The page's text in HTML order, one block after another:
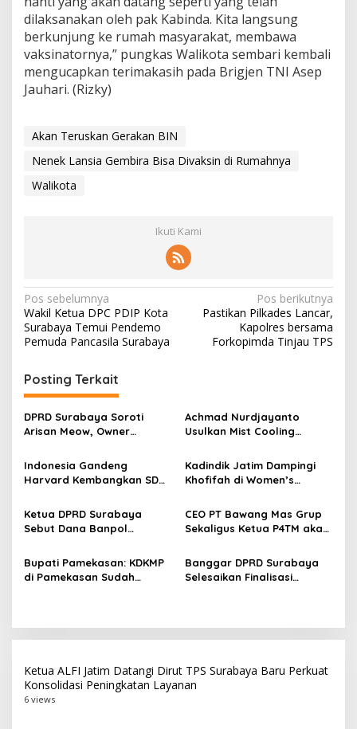
dilaksanakan oleh pak Kabinda. Kita langsung
berkunjung ke rumah masyarakat, membawa
vaksinatornya,” pungkas Walikota sembari kembali
mengucapkan terimakasih pada Brigjen TNI Asep
Jauhari. (Rizky)
Akan Teruskan Gerakan BIN
Nenek Lansia Gembira Bisa Divaksin di Rumahnya
Walikota
Ikuti Kami
N
a
v
i
g
a
s
i
p
s
Pos sebelumnya
Wakil Ketua DPC PDIP Kota
Surabaya Temui Pendemo
Pemuda Pancasila Surabaya
Pos berikutnya
Pastikan Pilkades Lancar,
Kapolres bersama
Forkopimda Tinjau TPS
Posting Terkait
DPRD Surabaya Soroti
Arisan Meow, Owner
Member Secara Bertahap
Achmad Nurdjayanto
Usulkan Mist Cooling
Surabaya di Tengah Cuaca
Panas
Indonesia Gandeng
Harvard Kembangkan SDM
Dunia
Kadindik Jatim Dampingi
Khofifah di Women’s
Perkuat Kepemimpinan
Perempuan untuk Indonesia
Berdampak
Ketua DPRD Surabaya
Sebut Dana Banpol
Pendidikan Politik
Masyarakat
CEO PT Bawang Mas Grup
Sekaligus Ketua P4TM akan
Tembakau di Madura
Bupati Pamekasan: KDKMP
di Pamekasan Sudah
Banggar DPRD Surabaya
Selesaikan Finalisasi
Ketua ALFI Jatim Datangi Dirut TPS Surabaya Baru Perkuat
Konsolidasi Peningkatan Layanan
6 views